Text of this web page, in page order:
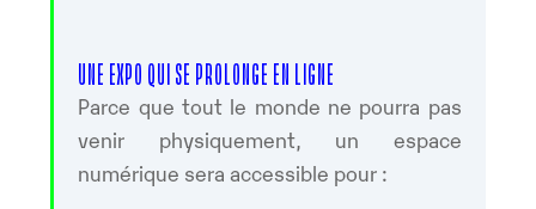
UNE EXPO QUI SE PROLONGE EN LIGNE
Parce que tout le monde ne pourra pas
venir physiquement, un espace
numérique sera accessible pour :